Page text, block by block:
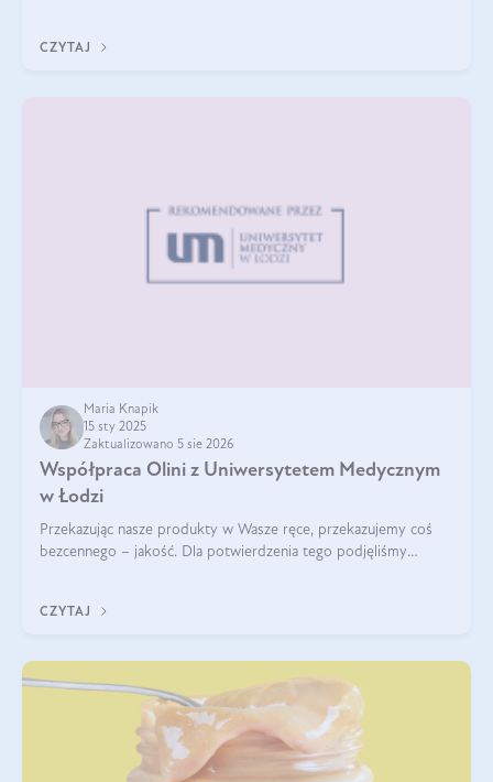
CZYTAJ
Maria Knapik
15 sty 2025
Zaktualizowano 5 sie 2026
Współpraca Olini z Uniwersytetem Medycznym
w Łodzi
Przekazując nasze produkty w Wasze ręce, przekazujemy coś
bezcennego – jakość. Dla potwierdzenia tego podjęliśmy
CZYTAJ